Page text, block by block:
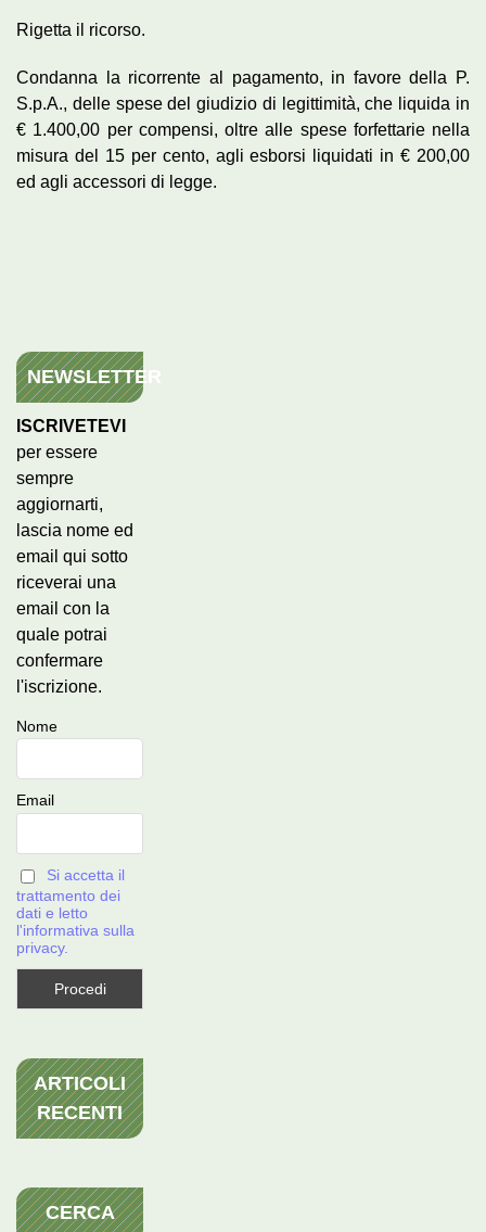
Rigetta il ricorso.
Condanna la ricorrente al pagamento, in favore della P.
S.p.A., delle spese del giudizio di legittimità, che liquida in
€ 1.400,00 per compensi, oltre alle spese forfettarie nella
misura del 15 per cento, agli esborsi liquidati in € 200,00
ed agli accessori di legge.
NEWSLETTER
ISCRIVETEVI
per essere
sempre
aggiornarti,
lascia nome ed
email qui sotto
riceverai una
email con la
quale potrai
confermare
l'iscrizione.
Nome
Email
Si accetta il
trattamento dei
dati e letto
l'informativa sulla
privacy.
ARTICOLI
RECENTI
CERCA